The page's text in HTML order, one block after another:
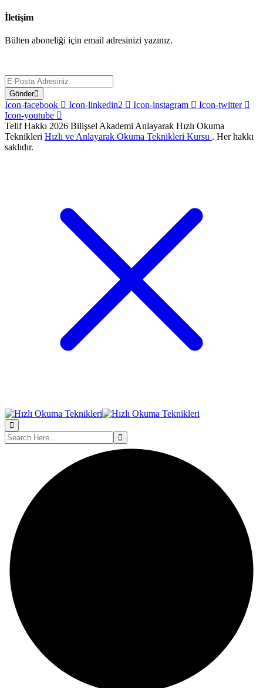
İletişim
Bülten aboneliği için email adresinizi yazınız.
Gönder
Icon-facebook Icon-linkedin2 Icon-instagram
Icon-twitter
Icon-youtube
Telif Hakkı 2026 Bilişsel Akademi Anlayarak Hızlı Okuma
Teknikleri Hızlı ve Anlayarak Okuma Teknikleri Kursu . Her hakkı
saklıdır.